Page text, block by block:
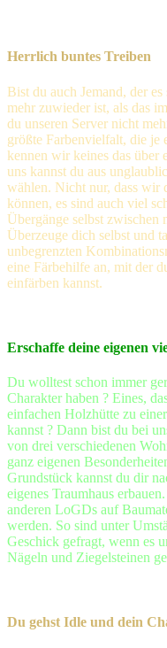
Herrlich buntes Treiben
Bist du auch Jemand, der
mehr zuwieder ist, als das
du unseren Server nicht
größte Farbenvielfalt, die je
kennen wir keines das über
uns kannst du aus
wählen. Nicht nur, dass wir
können, es sind auch viel
Übergänge selbst zwischen
Überzeuge dich selbst und
unbegrenzten
eine Färbehilfe an, mit der
einfärben kannst.
Erschaffe deine eigenen
Du wolltest schon immer
Charakter haben ? Eines,
einfachen Holzhütte zu
kannst ? Dann bist du bei
von drei verschiedenen
ganz eigenen
Grundstück kannst du dir
eigenes Traumhaus
anderen LoGDs auf
werden. So sind unter
Geschick gefragt, wenn es
Nägeln und Ziegelsteinen
Du gehst Idle und dein